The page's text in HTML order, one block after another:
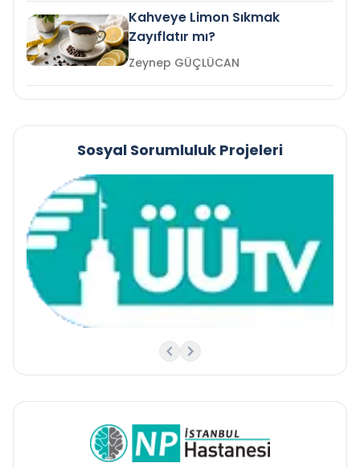
Kahveye Limon Sıkmak
Zayıflatır mı?
Zeynep GÜÇLÜCAN
Sosyal Sorumluluk Projeleri